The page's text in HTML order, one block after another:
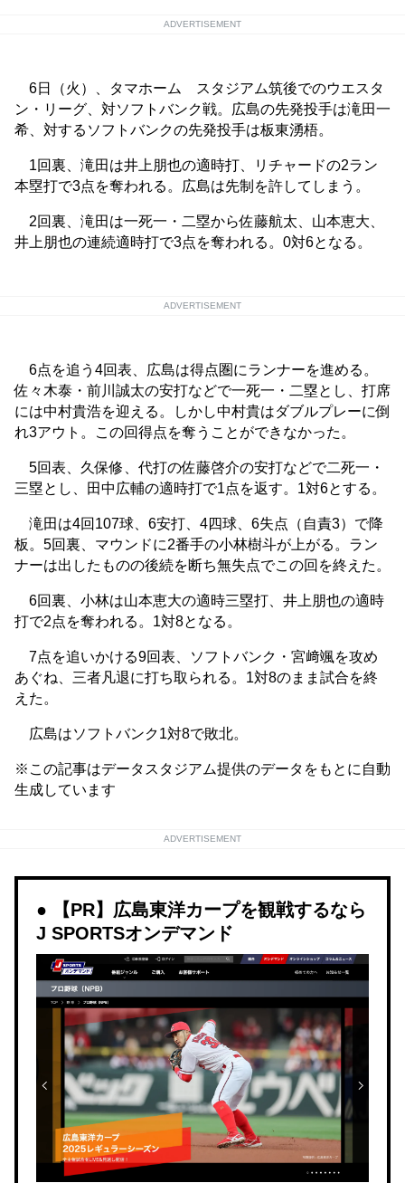
ADVERTISEMENT
6日（火）、タマホーム スタジアム筑後でのウエスタ
ン・リーグ、対ソフトバンク戦。広島の先発投手は滝田一
希、対するソフトバンクの先発投手は板東湧梧。
1回裏、滝田は井上朋也の適時打、リチャードの2ラン
本塁打で3点を奪われる。広島は先制を許してしまう。
2回裏、滝田は一死一・二塁から佐藤航太、山本恵大、
井上朋也の連続適時打で3点を奪われる。0対6となる。
ADVERTISEMENT
6点を追う4回表、広島は得点圏にランナーを進める。
佐々木泰・前川誠太の安打などで一死一・二塁とし、打席
には中村貴浩を迎える。しかし中村貴はダブルプレーに倒
れ3アウト。この回得点を奪うことができなかった。
5回表、久保修、代打の佐藤啓介の安打などで二死一・
三塁とし、田中広輔の適時打で1点を返す。1対6とする。
滝田は4回107球、6安打、4四球、6失点（自責3）で降
板。5回裏、マウンドに2番手の小林樹斗が上がる。ラン
ナーは出したものの後続を断ち無失点でこの回を終えた。
6回裏、小林は山本恵大の適時三塁打、井上朋也の適時
打で2点を奪われる。1対8となる。
7点を追いかける9回表、ソフトバンク・宮﨑颯を攻め
あぐね、三者凡退に打ち取られる。1対8のまま試合を終
えた。
広島はソフトバンク1対8で敗北。
※この記事はデータスタジアム提供のデータをもとに自動
生成しています
ADVERTISEMENT
【PR】広島東洋カープを観戦するなら
J SPORTSオンデマンド